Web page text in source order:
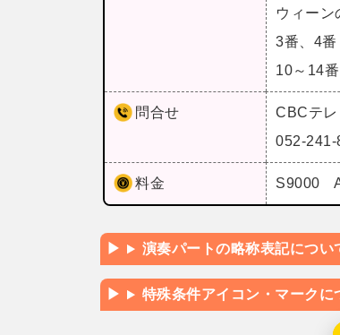
ウィーン
3番、4番
10～14番
問合せ
CBCテ
052-241-
料金 S9000
演奏パートの略称表記につい
特殊条件アイコン・マークに